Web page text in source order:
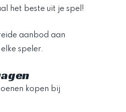
het beste uit je spel!
aanbod aan
speler.
kopen bij